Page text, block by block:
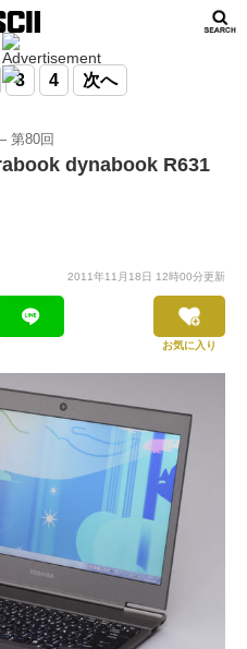
3 4 次へ
第80回
dynabook R631
2011年11月18日 12時00分更新
お気に入り